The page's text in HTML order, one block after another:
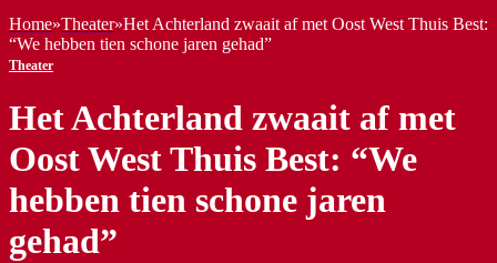
Home»Theater»Het Achterland zwaait af met Oost West Thuis Best:
“We hebben tien schone jaren gehad”
Theater
Het Achterland zwaait af met
Oost West Thuis Best: “We
hebben tien schone jaren
gehad”